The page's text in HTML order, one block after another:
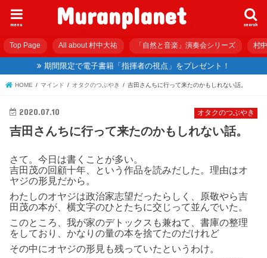
Muranplanet search
menu
Top Page All about 村中大祐 「自然と音楽」演奏会シリーズ 村
期間限定で電子書籍「指揮者の視点」をプレゼント！
HOME マインド オタクのつぶやき 吉田さんちに行って来たのかもしれない話。
オタクのつぶやき
2020.07.10
吉田さんちに行って来たのかもしれない話。
さて。今日は書くことが多い。
吉田茂の回顧十年、という作品を読みだした。理由はオ
ヤジの形見だから。
わたしのオヤジは政治家志望だったらしく、原敬やら吉
田茂の本が、横文字のひとたちに交じって並んでいた。
このところ、我が家のデトックスも兼ねて、書庫の整理
をしており、かなりの量の本を捨てたのだけれど
その中にオヤジの形見も残っていたというわけ。